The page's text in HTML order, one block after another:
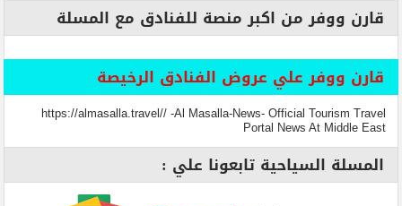
قارن ووفر من اكبر منصة للفنادق مع المسلة
قارن ووفر علي عروض الفنادق الرخيصة
https://almasalla.travel// -Al Masalla-News- Official Tourism Travel
Portal News At Middle East
المسلة السياحية تابعونا علي :